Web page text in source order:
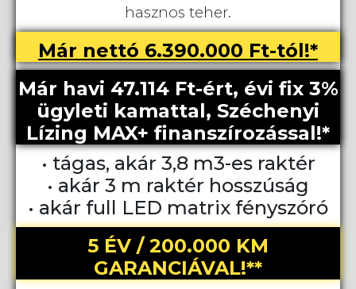
hasznos teher.
Már nettó 6.390.000 Ft-tól!*
Már havi 47.114 Ft-ért, évi fix 3%
ügyleti kamattal, Széchenyi
Lízing MAX+ finanszírozással!*
• tágas, akár 3,8 m3-es raktér
• akár 3 m raktér hosszúság
• akár full LED matrix fényszóró
5 ÉV / 200.000 KM
GARANCIÁVAL!**